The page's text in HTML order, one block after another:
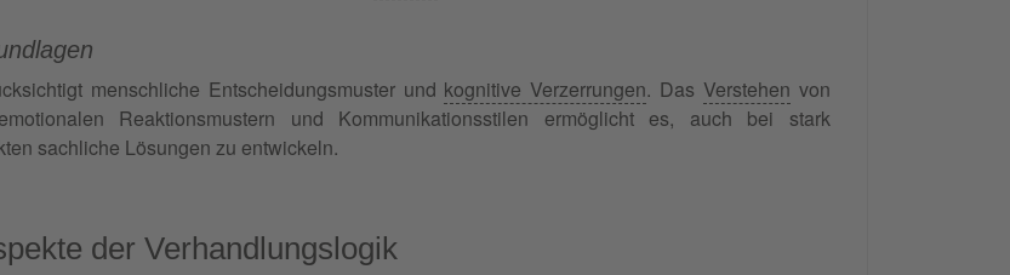
menschliche Entscheidungsmuster und kognitive Verzerrungen. Das Verstehen von
Reaktionsmustern und Kommunikationsstilen ermöglicht es, auch bei stark
sachliche Lösungen zu entwickeln.
der Verhandlungslogik